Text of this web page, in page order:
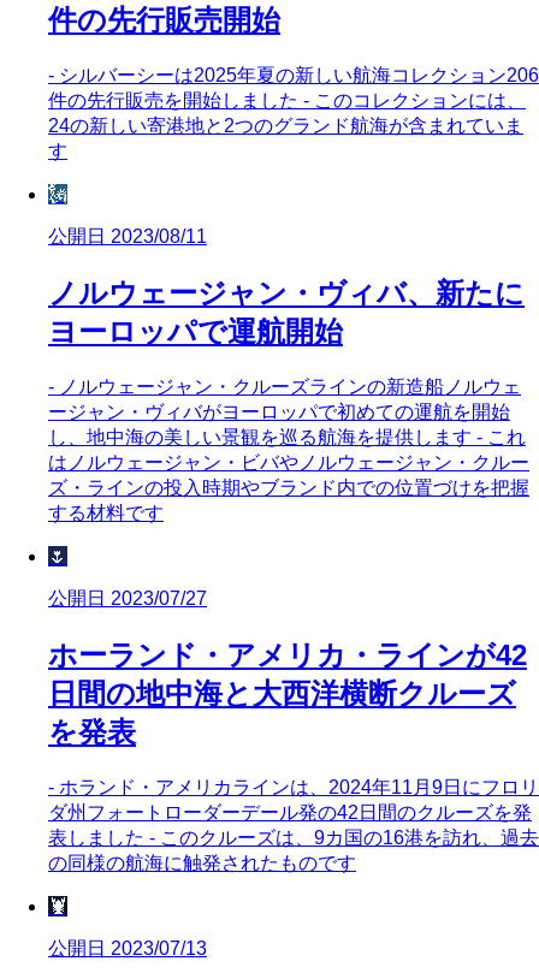
件の先行販売開始
- シルバーシーは2025年夏の新しい航海コレクション206
件の先行販売を開始しました - このコレクションには、
24の新しい寄港地と2つのグランド航海が含まれていま
す
🗽
公開日 2023/08/11
ノルウェージャン・ヴィバ、新たに
ヨーロッパで運航開始
- ノルウェージャン・クルーズラインの新造船ノルウェ
ージャン・ヴィバがヨーロッパで初めての運航を開始
し、地中海の美しい景観を巡る航海を提供します - これ
はノルウェージャン・ビバやノルウェージャン・クルー
ズ・ラインの投入時期やブランド内での位置づけを把握
する材料です
🌷
公開日 2023/07/27
ホーランド・アメリカ・ラインが42
日間の地中海と大西洋横断クルーズ
を発表
- ホランド・アメリカラインは、2024年11月9日にフロリ
ダ州フォートローダーデール発の42日間のクルーズを発
表しました - このクルーズは、9カ国の16港を訪れ、過去
の同様の航海に触発されたものです
🦞
公開日 2023/07/13